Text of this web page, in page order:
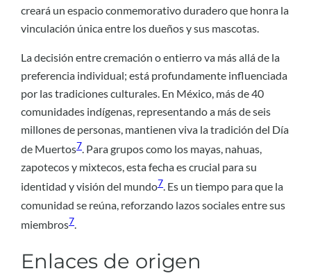
creará un espacio conmemorativo duradero que honra la
vinculación única entre los dueños y sus mascotas.
La decisión entre cremación o entierro va más allá de la
preferencia individual; está profundamente influenciada
por las tradiciones culturales. En México, más de 40
comunidades indígenas, representando a más de seis
millones de personas, mantienen viva la tradición del Día
de Muertos7. Para grupos como los mayas, nahuas,
zapotecos y mixtecos, esta fecha es crucial para su
identidad y visión del mundo7. Es un tiempo para que la
comunidad se reúna, reforzando lazos sociales entre sus
miembros7.
Enlaces de origen